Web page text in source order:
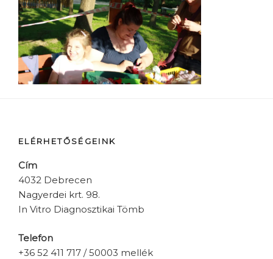
ELÉRHETŐSÉGEINK
Cím
4032 Debrecen
Nagyerdei krt. 98.
In Vitro Diagnosztikai Tömb
Telefon
+36 52 411 717 / 50003 mellék